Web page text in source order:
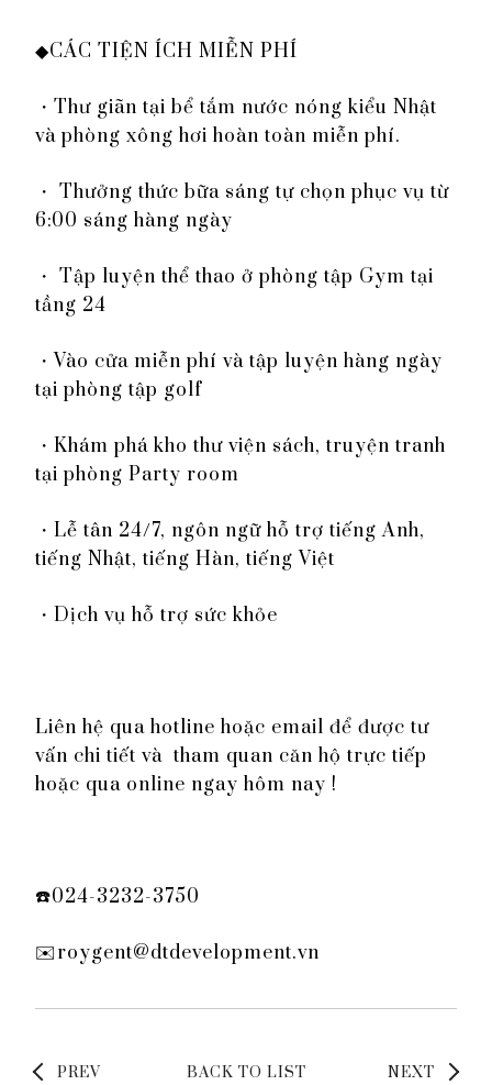
◆CÁC TIỆN ÍCH MIỄN PHÍ
・Thư giãn tại bể tắm nước nóng kiểu Nhật
và phòng xông hơi hoàn toàn miễn phí.
・ Thưởng thức bữa sáng tự chọn phục vụ từ
6:00 sáng hàng ngày
・ Tập luyện thể thao ở phòng tập Gym tại
tầng 24
・Vào cửa miễn phí và tập luyện hàng ngày
tại phòng tập golf
・Khám phá kho thư viện sách, truyện tranh
tại phòng Party room
・Lễ tân 24/7, ngôn ngữ hỗ trợ tiếng Anh,
tiếng Nhật, tiếng Hàn, tiếng Việt
・Dịch vụ hỗ trợ sức khỏe
Liên hệ qua hotline hoặc email để được tư
vấn chi tiết và tham quan căn hộ trực tiếp
hoặc qua online ngay hôm nay !
☎️024-3232-3750
✉️roygent@dtdevelopment.vn
PREV BACK TO LIST NEXT